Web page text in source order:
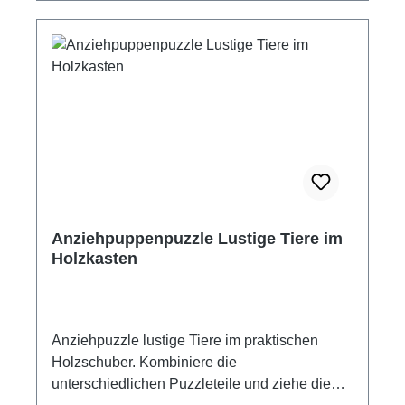
Anziehpuppenpuzzle Lustige Tiere im
Holzkasten
Anziehpuzzle lustige Tiere im praktischen
Holzschuber. Kombiniere die
unterschiedlichen Puzzleteile und ziehe die